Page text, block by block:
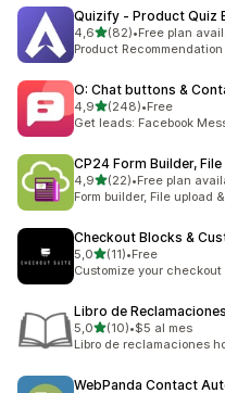
Quizify ‑ Product Quiz
4,6de 5 estrelas
(82)
82 total de avaliações
•Free plan
Product
O: Chat buttons &
4,9de 5 estrelas
(248)
248 total de avaliações
•Free
Get leads: Facebook
CP24 Form Builder,
4,9de 5 estrelas
(22)
22 total de avaliações
•Free plan
Form builder, File upload
Checkout Blocks &
5,0de 5 estrelas
(11)
11 total de avaliações
•Free
Customize your
Libro de Reclamaciones
5,0de 5 estrelas
(10)
10 total de avaliações
•$5 al mes
Libro de reclamaciones
WebPanda Contact